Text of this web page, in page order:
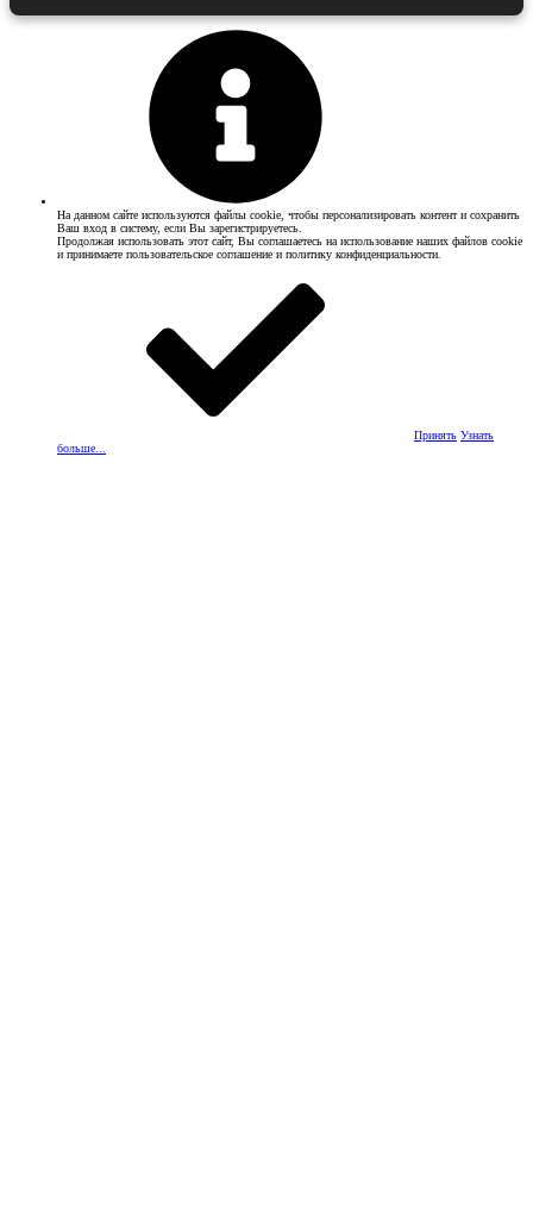
На данном сайте используются файлы cookie, чтобы персонализировать контент и сохранить
Ваш вход в систему, если Вы зарегистрируетесь.
Продолжая использовать этот сайт, Вы соглашаетесь на использование наших файлов cookie
и принимаете пользовательское соглашение и политику конфиденциальности.
Принять Узнать
больше...